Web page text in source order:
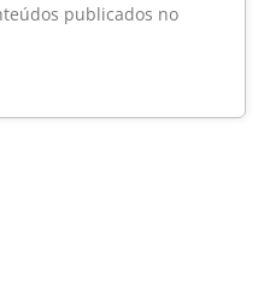
publicados no